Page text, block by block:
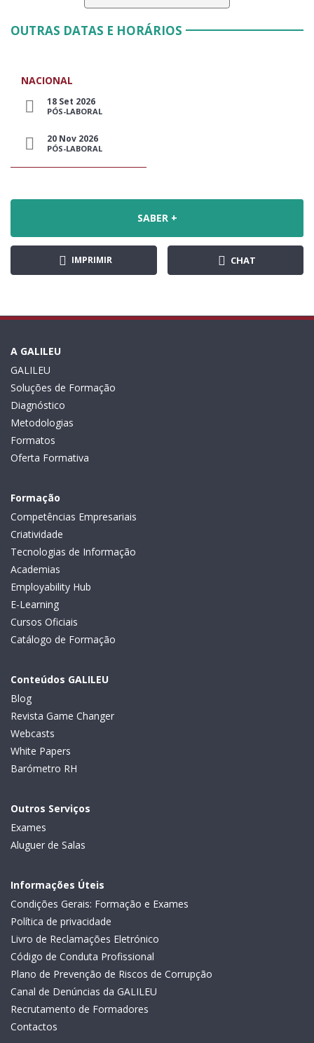
OUTRAS DATAS E HORÁRIOS
NACIONAL
18 Set 2026
PÓS-LABORAL
20 Nov 2026
PÓS-LABORAL
SABER +
IMPRIMIR CHAT
A GALILEU
GALILEU
Soluções de Formação
Diagnóstico
Metodologias
Formatos
Oferta Formativa
Formação
Competências Empresariais
Criatividade
Tecnologias de Informação
Academias
Employability Hub
E-Learning
Cursos Oficiais
Catálogo de Formação
Conteúdos GALILEU
Blog
Revista Game Changer
Webcasts
White Papers
Barómetro RH
Outros Serviços
Exames
Aluguer de Salas
Informações Úteis
Condições Gerais: Formação e Exames
Política de privacidade
Livro de Reclamações Eletrónico
Código de Conduta Profissional
Plano de Prevenção de Riscos de Corrupção
Canal de Denúncias da GALILEU
Recrutamento de Formadores
Contactos